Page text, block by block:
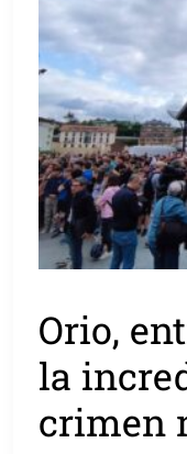
Orio,
la
crimen